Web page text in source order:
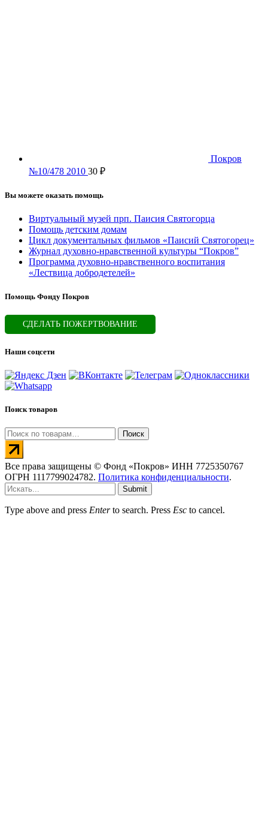
Покров
№10/478 2010 30 ₽
Вы можете оказать помощь
Виртуальный музей прп. Паисия Святогорца
Помощь детским домам
Цикл документальных фильмов «Паисий Святогорец»
Журнал духовно-нравственной культуры “Покров”
Программа духовно-нравственного воспитания
«Лествица добродетелей»
Помощь Фонду Покров
СДЕЛАТЬ ПОЖЕРТВОВАНИЕ
Наши соцсети
Поиск товаров
Искать: Поиск
Все права защищены © Фонд «Покров» ИНН 7725350767
ОГРН 1117799024782. Политика конфиденциальности.
Submit
Type above and press Enterto search. Press Esc to cancel.